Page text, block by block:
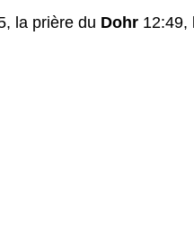
la prière du Dohr 12:49,